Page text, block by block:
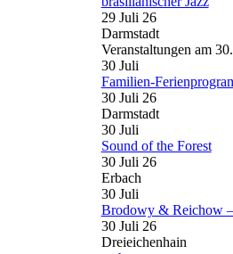
29 Juli 26
Darmstadt
Veranstaltungen am
30 Juli
Familien-
30 Juli 26
Darmstadt
30 Juli
Sound of the Forest
30 Juli 26
Erbach
30 Juli
Brodowy & Reichow
30 Juli 26
Dreieichenhain